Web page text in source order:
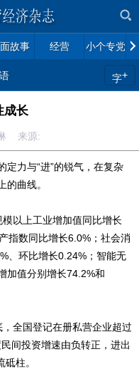
故事 经营 小个专党建
字+
成长
琳 来源:
力与“进”的锐气，在复杂
的曲线。
以上工业增加值同比增长
指数同比增长6.0%；社会消
、环比增长0.24%；智能无
加值分别增长74.2%和
全国登记在册私营企业超过
间投资增速由负转正，进出
柱。